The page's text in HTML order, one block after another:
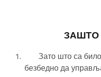
ЗАШТО
Зато што са
безбедно да